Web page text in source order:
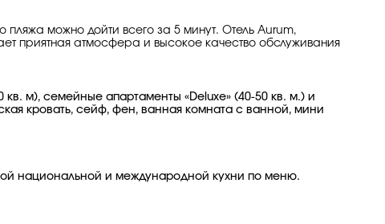
пляжа можно дойти всего за 5 минут. Отель Aurum,
приятная атмосфера и высокое качество обслуживания
м), семейные апартаменты «Deluxe» (40-50 кв. м.) и
кровать, сейф, фен, ванная комната с ванной, мини
национальной и международной кухни по меню.